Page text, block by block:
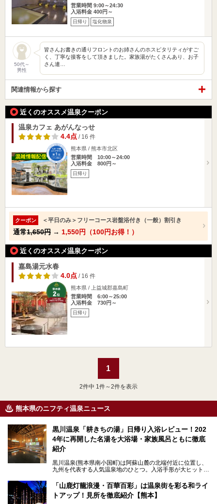
営業時間 9:00～24:30
入浴料金 400円～
日帰り 塩化物泉
50代～
男性
皆さんお書きの通りフロントのお姉さんのホスピタリティがすご
く、丁寧な接客をして頂きました。家族湯がたくさんあり、お子
さん連…
関連情報から探す
近くのオススメ温泉クーポン
温泉カフェ あがんなっせ
4.4点/ 16 件
熊本県 / 熊本市北区
営業時間 10:00～24:00
入浴料金 800円～
日帰り
クーポン ＜平日のみ＞フリーコース岩盤浴付き（一般）割引き
通常1,650円 → 1,550円（100円お得！）
近くのオススメ温泉クーポン
嘉島湯元水春
4.0点/ 16 件
熊本県 / 上益城郡嘉島町
営業時間 6:00～25:00
入浴料金 730円～
日帰り
1
2件中 1件～2件を表示
熊本県のニフティ温泉ニュース
黒川温泉「耕きちの湯」日帰り入浴レビュー！202
4年に再開した名湯を大浴場・家族風呂ともに徹底
紹介
黒川温泉(熊本県南小国町)は阿蘇山麓の北端付近に位置し、
九州を代表する人気温泉地のひとつ。入浴手形が大ヒット
す。
中でも「耕きち(こうきち)の湯」は露天風呂を持たないもの
「山鹿灯籠浪漫・百華百彩」は温泉街を彩る和ライ
トアップ！見所を徹底紹介【熊本】